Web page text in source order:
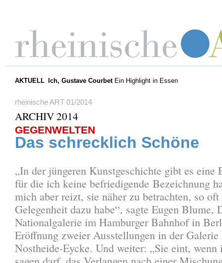
AKTUELL Ich, Gustave CourbetEin Highlight in Essen
rheinische ART 01/2014
ARCHIV 2014
GEGENWELTEN
Das schrecklich Schöne
„In der jüngeren Kunstgeschichte gibt es eine
für die ich keine befriedigende Bezeichnung
mich aber reizt, sie näher zu betrachten, so
Gelegenheit dazu habe“, sagte Eugen Blume,
Nationalgalerie im Hamburger Bahnhof in
Eröffnung zweier Ausstellungen in der Galerie
Nostheide-Eycke. Und weiter: „Sie eint, wenn